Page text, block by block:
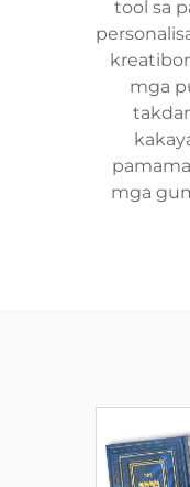
tool sa
mga
mga